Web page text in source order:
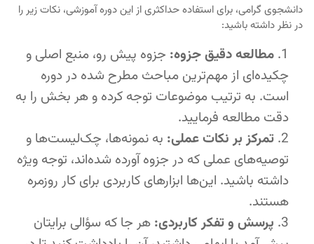
دانشجوی گرامی، برای استفاده حداکثری از این دوره آموزشی، نکات زیر را
در نظر داشته باشید:
مطالعه دقیق جزوه: جزوه پیش رو، منبع اصلی و
چکیده‌ای از مهم‌ترین مباحث مطرح شده در دوره
است. به ترتیب موضوعات توجه کرده و هر بخش را به
دقت مطالعه فرمایید.
تمرکز بر نکات عملی: به نمونه‌ها، چک‌لیست‌ها و
توصیه‌های عملی که در جزوه آورده شده‌اند، توجه ویژه
داشته باشید. این‌ها ابزارهای کاربردی برای کار روزمره
هستند.
پرسش و تفکر کاربردی: هر جا که سؤالی برایتان